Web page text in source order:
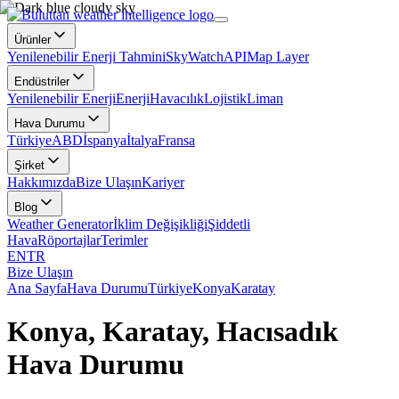
Ürünler
Yenilenebilir Enerji TahminiSkyWatchAPIMap Layer
Endüstriler
Yenilenebilir EnerjiEnerjiHavacılıkLojistikLiman
Hava Durumu
TürkiyeABDİspanyaİtalyaFransa
Şirket
HakkımızdaBize UlaşınKariyer
Blog
Weather Generatorİklim DeğişikliğiŞiddetli
HavaRöportajlarTerimler
ENTR
Bize Ulaşın
Ana SayfaHava DurumuTürkiyeKonyaKaratay
Konya, Karatay, Hacısadık
Hava Durumu